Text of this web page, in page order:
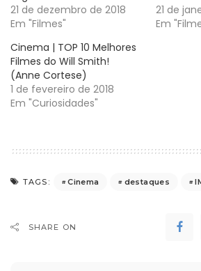
21 de dezembro de 2018
Em "Filmes"
21 de
Em
Cinema | TOP 10 Melhores
Filmes do Will Smith!
(Anne Cortese)
1 de fevereiro de 2018
Em "Curiosidades"
TAGS: Cinema destaques
SHARE ON